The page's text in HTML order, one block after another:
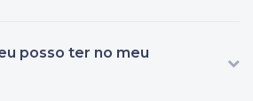
posso ter no meu